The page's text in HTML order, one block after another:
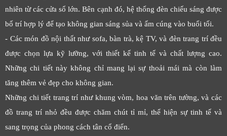
nhiên từ các cửa sổ lớn. Bên cạnh đó, hệ thống đèn chiếu sáng được
bố trí hợp lý để tạo không gian sáng sủa và ấm cúng vào buổi tối.
- Các món đồ nội thất như sofa, bàn trà, kệ TV, và đèn trang trí đều
được chọn lựa kỹ lưỡng, với thiết kế tinh tế và chất lượng cao.
Những chi tiết này không chỉ mang lại sự thoải mái mà còn làm
tăng thêm vẻ đẹp cho không gian.
Những chi tiết trang trí như khung vòm, hoa văn trên tường, và các
đồ trang trí nhỏ đều được chăm chút tỉ mỉ, thể hiện sự tinh tế và
sang trọng của phong cách tân cổ điển.